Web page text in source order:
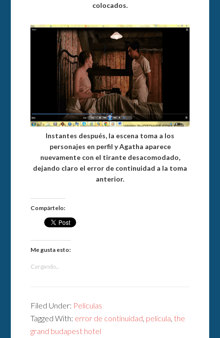
colocados.
Instantes después, la escena toma a los
personajes en perfil y Agatha aparece
nuevamente con el tirante desacomodado,
dejando claro el error de continuidad a la toma
anterior.
Compártelo:
Me gusta esto:
Cargando...
Filed Under: Películas
Tagged With: error de continuidad, película, the
grand budapest hotel